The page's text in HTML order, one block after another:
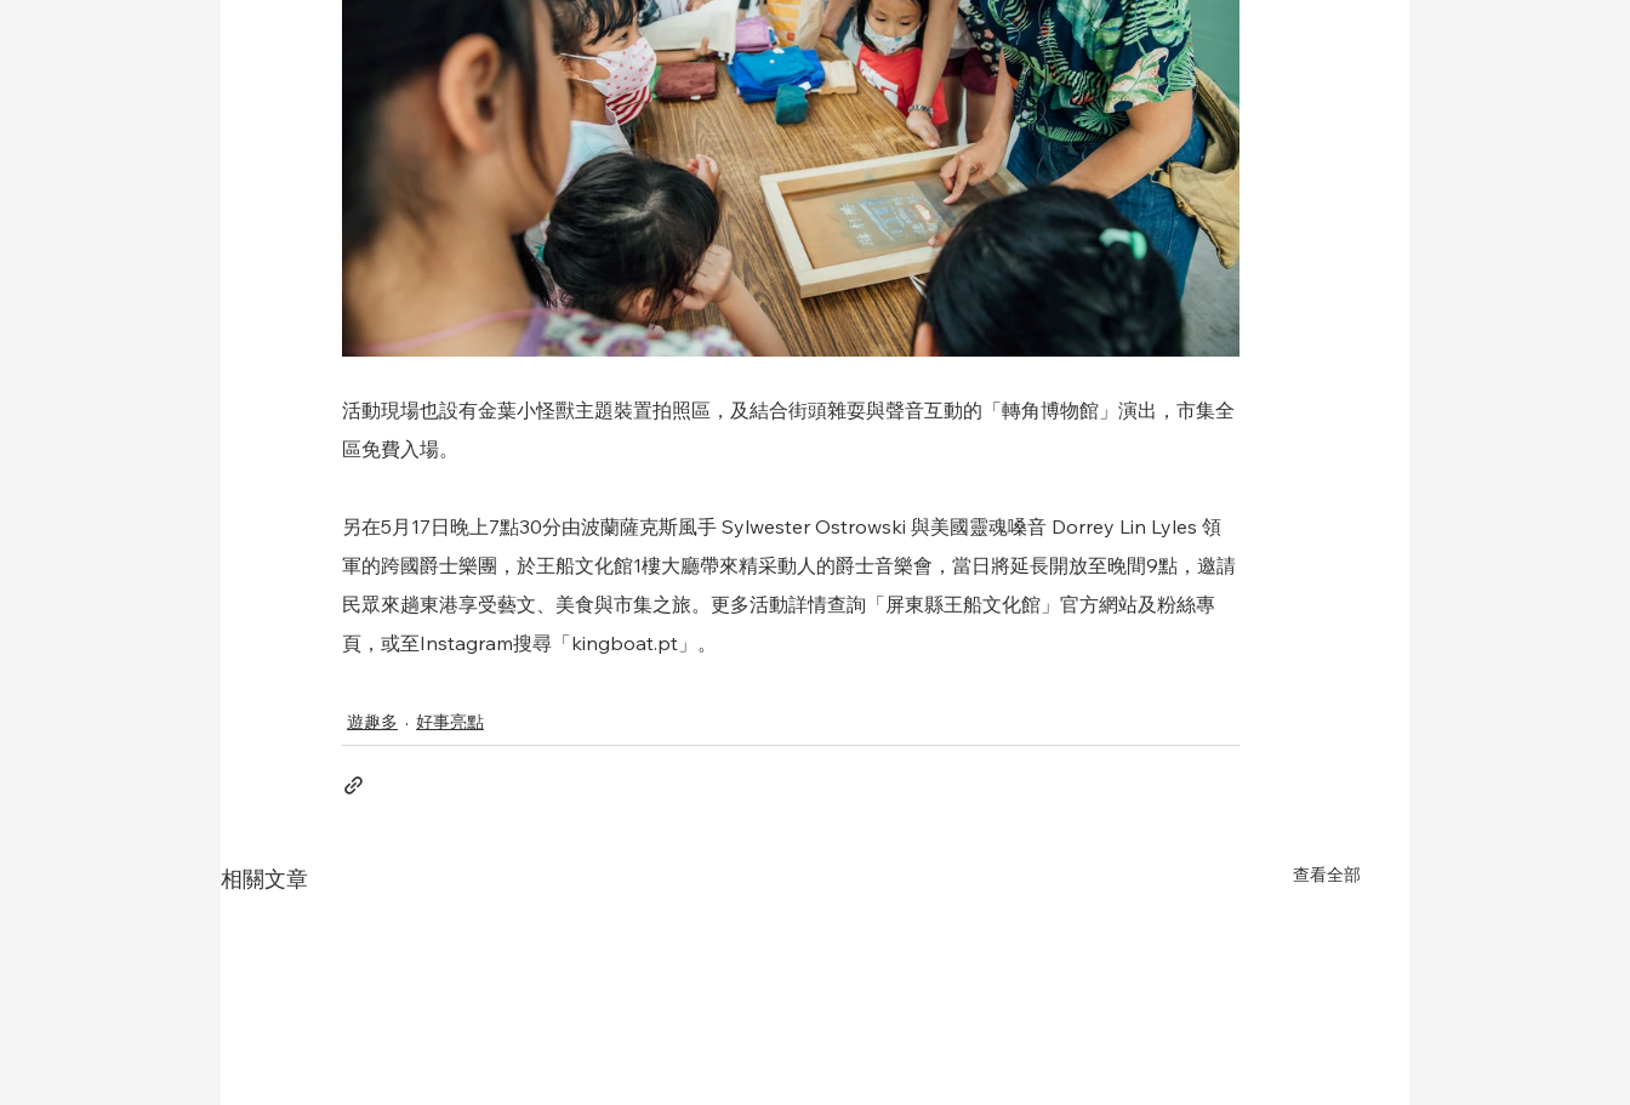
活動現場也設有金葉小怪獸主題裝置拍照區，及結合街頭雜耍與聲音互動的「轉角博物館」演出，市集全
區免費入場。
另在5月17日晚上7點30分由波蘭薩克斯風手 Sylwester Ostrowski 與美國靈魂嗓音 Dorrey Lin Lyles 領
軍的跨國爵士樂團，於王船文化館1樓大廳帶來精采動人的爵士音樂會，當日將延長開放至晚間9點，邀請
民眾來趟東港享受藝文、美食與市集之旅。更多活動詳情查詢「屏東縣王船文化館」官方網站及粉絲專
頁，或至Instagram搜尋「kingboat.pt」。
遊趣多 好事亮點
相關文章 查看全部